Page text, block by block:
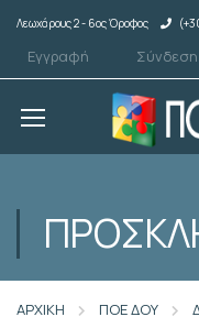
Λεωχάρους 2 - 6ος Όροφος
Εγγραφή Σύνδεση
ΑΡΧΙΚΗ ΠΟΕ ΔΟΥ